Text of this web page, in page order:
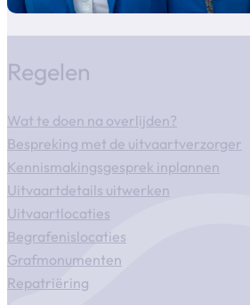
Regelen
Wat te doen na overlijden?
Bespreking met de uitvaartverzorger
Kennismakingsgesprek inplannen
Uitvaartdetails uitwerken
Uitvaartlocaties
Begrafenislocaties
Grafmonumenten
Repatriëring